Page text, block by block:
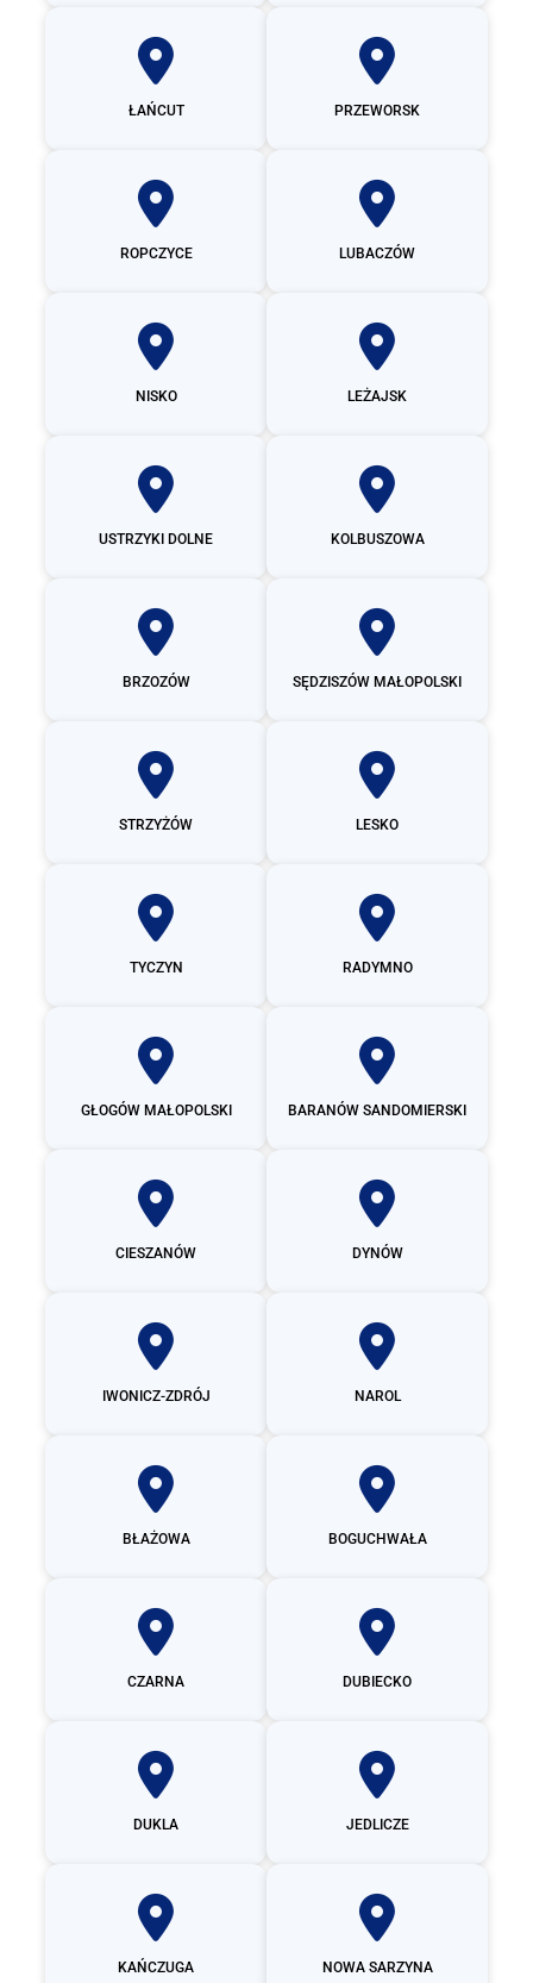
ŁAŃCUT PRZEWORSK
ROPCZYCE LUBACZÓW
NISKO LEŻAJSK
USTRZYKI DOLNE KOLBUSZOWA
BRZOZÓW SĘDZISZÓW MAŁOPOLSKI
STRZYŻÓW LESKO
TYCZYN RADYMNO
GŁOGÓW MAŁOPOLSKI BARANÓW SANDOMIERSKI
CIESZANÓW DYNÓW
IWONICZ-ZDRÓJ NAROL
BŁAŻOWA BOGUCHWAŁA
CZARNA DUBIECKO
DUKLA JEDLICZE
KAŃCZUGA NOWA SARZYNA